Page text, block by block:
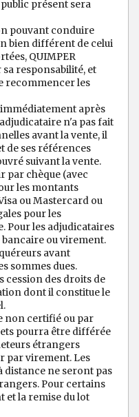
présent sera
pouvant conduire
bien différent de celui
QUIMPER
sa responsabilité, et
recommencer les
après
n'a pas fait
avant la vente, il
de ses références
suivant la vente.
par chèque (avec
les montants
ou Mastercard ou
pour les
Pour les adjudicataires
ou virement.
avant
sommes dues.
cession des droits de
dont il constitue le
non certifié ou par
pourra être différée
étrangers
par virement. Les
distance ne seront pas
Pour certains
et la remise du lot